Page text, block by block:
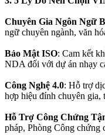
Chuyên Gia Ngôn Ngữ
ngữ chuyên ngành, văn
Bảo Mật ISO: Cam kết
NDA đối với dự án nhạy
Công Nghệ 4.0: Hỗ trợ
hợp hiệu đính chuyên gia,
Hỗ Trợ Công Chứng
pháp, Phòng Công chứng